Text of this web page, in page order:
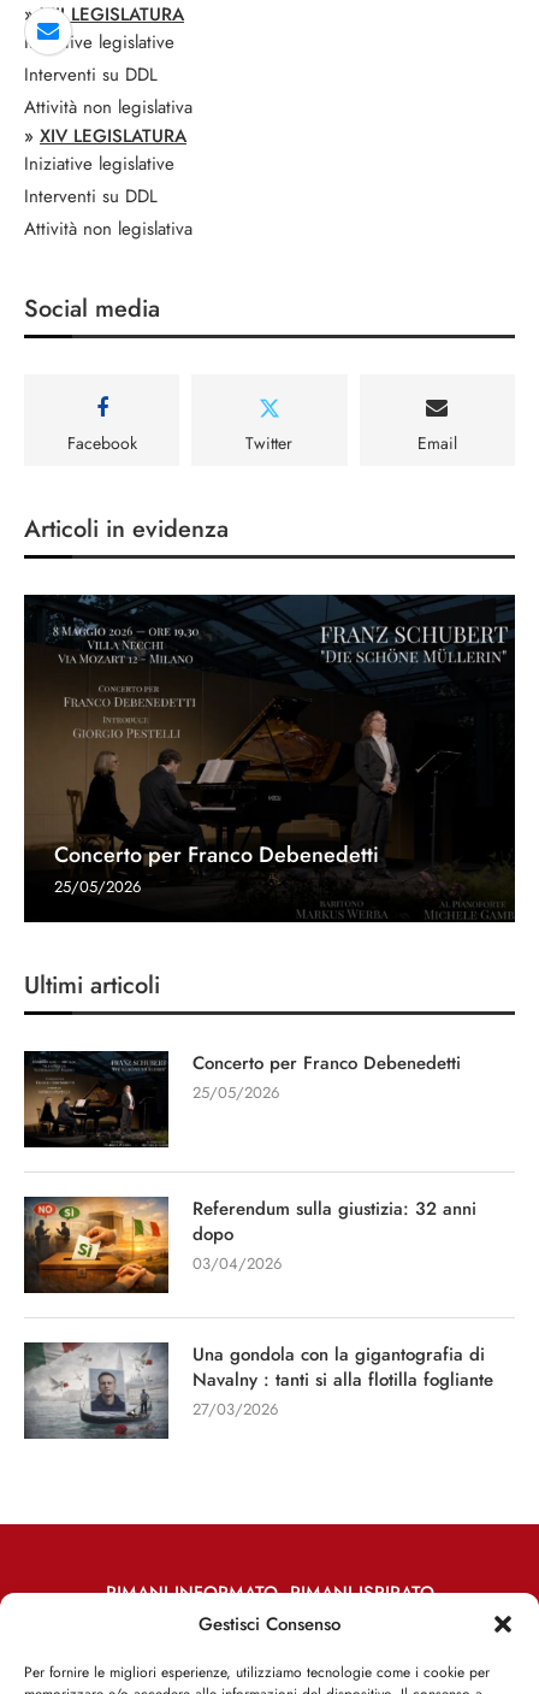
Gestisci Consenso
Per fornire le migliori esperienze, utilizziamo tecnologie come i cookie per
»XIII LEGISLATURA
Iniziative legislative
Interventi su DDL
Attività non legislativa
» XIV LEGISLATURA
Iniziative legislative
Interventi su DDL
Attività non legislativa
Social media
Facebook Twitter Email
Articoli in evidenza
Concerto per Franco Debenedetti
25/05/2026
Ultimi articoli
Concerto per Franco Debenedetti
25/05/2026
Referendum sulla giustizia: 32 anni
dopo
03/04/2026
Una gondola con la gigantografia di
Navalny : tanti si alla flotilla fogliante
27/03/2026
RIMANI INFORMATO, RIMANI ISPIRATO
Iscriviti alla Newsletter